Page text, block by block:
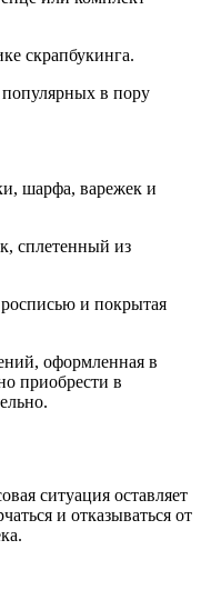
скрапбукинга.
в пору
шарфа, варежек и
сплетенный из
и покрытая
оформленная в
приобрести в
ситуация оставляет
и отказываться от